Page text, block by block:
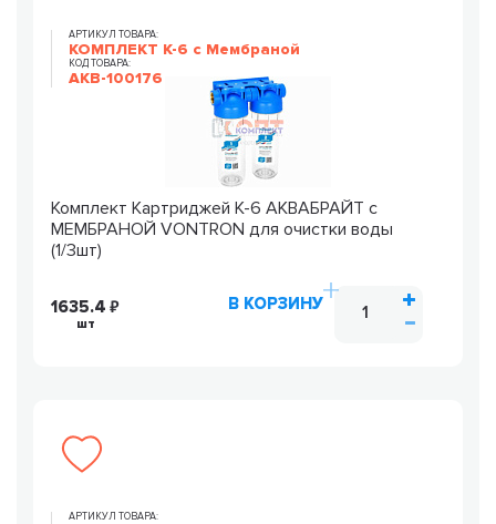
АРТИКУЛ ТОВАРА:
КОМПЛЕКТ К-6 с Мембраной
КОД ТОВАРА:
AKB-100176
Комплект Картриджей К-6 АКВАБРАЙТ c
МЕМБРАНОЙ VONTRON для очистки воды
(1/3шт)
1635.4
шт
В КОРЗИНУ
АРТИКУЛ ТОВАРА: